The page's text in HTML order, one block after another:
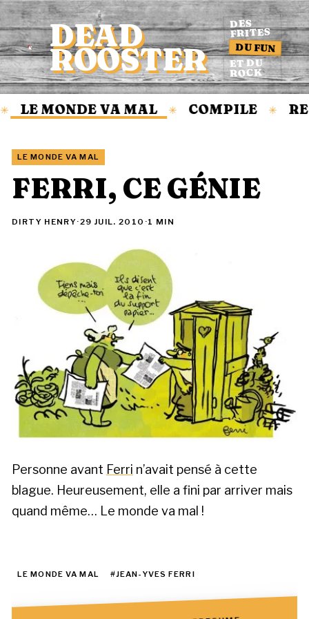
Accueil
DEAD
ROOSTER
DES
FRITES
DU FUN
ET DU
ROCK
LE MONDE VA MAL ✳ COMPILE ✳
LE MONDE VA MAL
FERRI, CE GÉNIE
DIRTY HENRY·29 JUIL. 2010 ·1 MIN
Personne avant Ferri n’avait pensé à cette
blague. Heureusement, elle a fini par arriver mais
quand même… Le monde va mal !
LE MONDE VA MAL #JEAN-YVES FERRI